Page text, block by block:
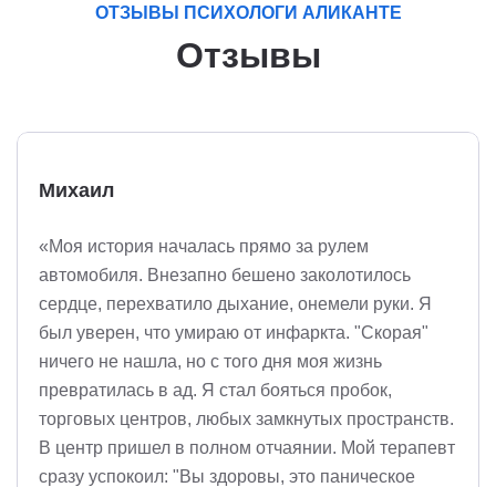
ОТЗЫВЫ ПСИХОЛОГИ АЛИКАНТЕ
Отзывы
Михаил
«Моя история началась прямо за рулем
автомобиля. Внезапно бешено заколотилось
сердце, перехватило дыхание, онемели руки. Я
был уверен, что умираю от инфаркта. "Скорая"
ничего не нашла, но с того дня моя жизнь
превратилась в ад. Я стал бояться пробок,
торговых центров, любых замкнутых пространств.
В центр пришел в полном отчаянии. Мой терапевт
сразу успокоил: "Вы здоровы, это паническое